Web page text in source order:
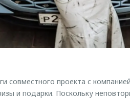
совместного проекта с
и подарки. Поскольку